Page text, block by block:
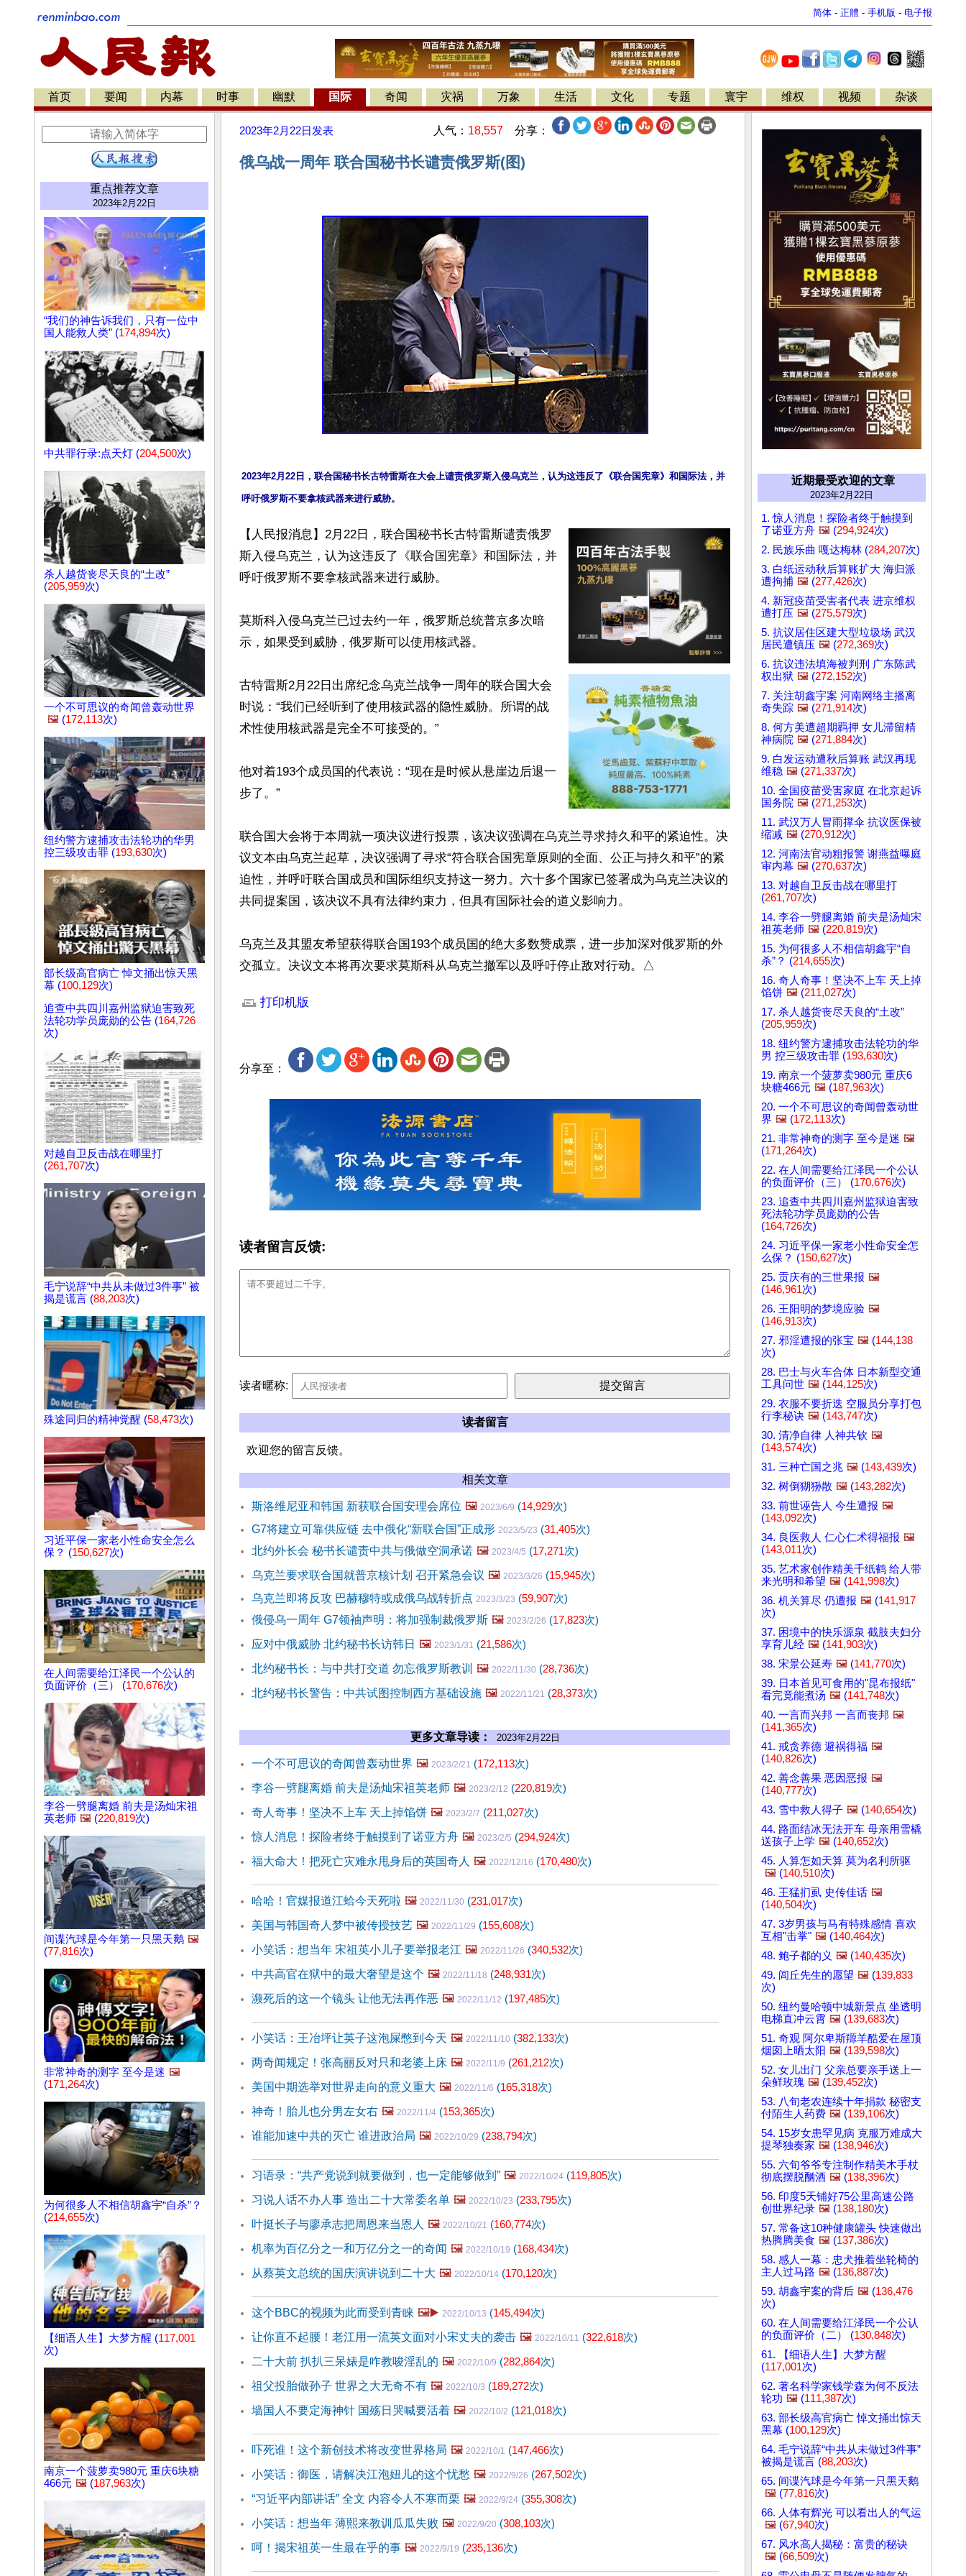
简体 - 正體 - 手机版 - 电子报
首页 要闻 内幕 时事 幽默 国际 奇闻 灾祸 万象 生活 文化 专题 寰宇 维权 视频 杂谈
重点推荐文章
2023年2月22日
“我们的神告诉我们，只有一位中
国人能救人类” (174,894次)
中共罪行录:点天灯 (204,500次)
杀人越货丧尽天良的“土改”
(205,959次)
一个不可思议的奇闻曾轰动世界
🖼️ (172,113次)
纽约警方逮捕攻击法轮功的华男
控三级攻击罪 (193,630次)
部长级高官病亡 悼文捅出惊天黑
幕 (100,129次)
追查中共四川嘉州监狱迫害致死
法轮功学员庞勋的公告 (164,726
次)
对越自卫反击战在哪里打
(261,707次)
毛宁说辞“中共从未做过3件事” 被
揭是谎言 (88,203次)
殊途同归的精神觉醒 (58,473次)
习近平保一家老小性命安全怎么
保？ (150,627次)
在人间需要给江泽民一个公认的
负面评价（三） (170,676次)
李谷一劈腿离婚 前夫是汤灿宋祖
英老师 🖼️ (220,819次)
间谍汽球是今年第一只黑天鹅 🖼️
(77,816次)
非常神奇的测字 至今是迷 🖼️
(171,264次)
为何很多人不相信胡鑫宇“自杀”？
(214,655次)
【细语人生】大梦方醒 (117,001
次)
南京一个菠萝卖980元 重庆6块糖
466元 🖼️ (187,963次)
2023年2月22日 发表 人气： 18,557 分享：
俄乌战一周年 联合国秘书长谴责俄罗斯(图)
2023年2月22日，联合国秘书长古特雷斯在大会上谴责俄罗斯入侵乌克兰，认为这违反了《联合国宪章》和国际法，并
【人民报消息】2月22日，联合国秘书长古特雷斯谴责俄罗
斯入侵乌克兰，认为这违反了《联合国宪章》和国际法，并
呼吁俄罗斯不要拿核武器来进行威胁。
莫斯科入侵乌克兰已过去约一年，俄罗斯总统普京多次暗
示，如果受到威胁，俄罗斯可以使用核武器。
古特雷斯2月22日出席纪念乌克兰战争一周年的联合国大会
时说：“我们已经听到了使用核武器的隐性威胁。所谓的战
术性使用核武器是完全不可接受的。”
他对着193个成员国的代表说：“现在是时候从悬崖边后退一
步了。”
联合国大会将于本周就一项决议进行投票，该决议强调在乌克兰寻求持久和平的紧迫性。决
议文本由乌克兰起草，决议强调了寻求“符合联合国宪章原则的全面、公正与持久和平”的紧
迫性，并呼吁联合国成员和国际组织支持这一努力。六十多个国家已签署成为乌克兰决议的
共同提案国，该决议不具有法律约束力，但具有国际社会的道义影响力。
乌克兰及其盟友希望获得联合国193个成员国的绝大多数赞成票，进一步加深对俄罗斯的外
交孤立。决议文本将再次要求莫斯科从乌克兰撤军以及呼吁停止敌对行动。△
打印机版
分享至：
读者留言反馈:
读者暱称:
读者留言
欢迎您的留言反馈。
相关文章
斯洛维尼亚和韩国 新获联合国安理会席位 🖼️ 2023/6/9 (14,929次)
G7将建立可靠供应链 去中俄化“新联合国”正成形 2023/5/23 (31,405次)
北约外长会 秘书长谴责中共与俄做空洞承诺 🖼️ 2023/4/5 (17,271次)
乌克兰要求联合国就普京核计划 召开紧急会议 🖼️ 2023/3/26 (15,945次)
乌克兰即将反攻 巴赫穆特或成俄乌战转折点 2023/3/23 (59,907次)
俄侵乌一周年 G7领袖声明：将加强制裁俄罗斯 🖼️ 2023/2/26 (17,823次)
应对中俄威胁 北约秘书长访韩日 🖼️ 2023/1/31 (21,586次)
北约秘书长：与中共打交道 勿忘俄罗斯教训 🖼️ 2022/11/30 (28,736次)
北约秘书长警告：中共试图控制西方基础设施 🖼️ 2022/11/21 (28,373次)
更多文章导读： 2023年2月22日
一个不可思议的奇闻曾轰动世界 🖼️ 2023/2/21 (172,113次)
李谷一劈腿离婚 前夫是汤灿宋祖英老师 🖼️ 2023/2/12 (220,819次)
奇人奇事！坚决不上车 天上掉馅饼 🖼️ 2023/2/7 (211,027次)
惊人消息！探险者终于触摸到了诺亚方舟 🖼️ 2023/2/5 (294,924次)
福大命大！把死亡灾难永甩身后的英国奇人 🖼️ 2022/12/16 (170,480次)
哈哈！官媒报道江蛤今天死啦 🖼️ 2022/11/30 (231,017次)
美国与韩国奇人梦中被传授技艺 🖼️ 2022/11/29 (155,608次)
小笑话：想当年 宋祖英小儿子要举报老江 🖼️ 2022/11/26 (340,532次)
中共高官在狱中的最大奢望是这个 🖼️ 2022/11/18 (248,931次)
濒死后的这一个镜头 让他无法再作恶 🖼️ 2022/11/12 (197,485次)
小笑话：王冶坪让英子这泡屎憋到今天 🖼️ 2022/11/10 (382,133次)
两奇闻规定！张高丽反对只和老婆上床 🖼️ 2022/11/9 (261,212次)
美国中期选举对世界走向的意义重大 🖼️ 2022/11/6 (165,318次)
神奇！胎儿也分男左女右 🖼️ 2022/11/4 (153,365次)
谁能加速中共的灭亡 谁进政治局 🖼️ 2022/10/29 (238,794次)
习语录：“共产党说到就要做到，也一定能够做到” 🖼️ 2022/10/24 (119,805次)
习说人话不办人事 造出二十大常委名单 🖼️ 2022/10/23 (233,795次)
叶挺长子与廖承志把周恩来当恩人 🖼️ 2022/10/21 (160,774次)
机率为百亿分之一和万亿分之一的奇闻 🖼️ 2022/10/19 (168,434次)
从蔡英文总统的国庆演讲说到二十大 🖼️ 2022/10/14 (170,120次)
这个BBC的视频为此而受到青睐 🖼️▶️ 2022/10/13 (145,494次)
让你直不起腰！老江用一流英文面对小宋丈夫的袭击 🖼️ 2022/10/11 (322,618次)
二十大前 扒扒三呆婊是咋教唆淫乱的 🖼️ 2022/10/9 (282,864次)
祖父投胎做孙子 世界之大无奇不有 🖼️ 2022/10/3 (189,272次)
墙国人不要定海神针 国殇日哭喊要活着 🖼️ 2022/10/2 (121,018次)
吓死谁！这个新创技术将改变世界格局 🖼️ 2022/10/1 (147,466次)
小笑话：御医，请解决江泡妞儿的这个忧愁 🖼️ 2022/9/26 (267,502次)
“习近平内部讲话” 全文 内容令人不寒而栗 🖼️ 2022/9/24 (355,308次)
小笑话：想当年 薄熙来教训瓜瓜失败 🖼️ 2022/9/20 (308,103次)
呵！揭宋祖英一生最在乎的事 🖼️ 2022/9/19 (235,136次)
近期最受欢迎的文章
2023年2月22日
1. 惊人消息！探险者终于触摸到
了诺亚方舟 🖼️ (294,924次)
2. 民族乐曲 嘎达梅林 (284,207次)
3. 白纸运动秋后算账扩大 海归派
遭拘捕 🖼️ (277,426次)
4. 新冠疫苗受害者代表 进京维权
遭打压 🖼️ (275,579次)
5. 抗议居住区建大型垃圾场 武汉
居民遭镇压 🖼️ (272,369次)
6. 抗议违法填海被判刑 广东陈武
权出狱 🖼️ (272,152次)
7. 关注胡鑫宇案 河南网络主播离
奇失踪 🖼️ (271,914次)
8. 何方美遭超期羁押 女儿滞留精
神病院 🖼️ (271,884次)
9. 白发运动遭秋后算账 武汉再现
维稳 🖼️ (271,337次)
10. 全国疫苗受害家庭 在北京起诉
国务院 🖼️ (271,253次)
11. 武汉万人冒雨撑伞 抗议医保被
缩减 🖼️ (270,912次)
12. 河南法官动粗报警 谢燕益曝庭
审内幕 🖼️ (270,637次)
13. 对越自卫反击战在哪里打
(261,707次)
14. 李谷一劈腿离婚 前夫是汤灿宋
祖英老师 🖼️ (220,819次)
15. 为何很多人不相信胡鑫宇“自
杀”？ (214,655次)
16. 奇人奇事！坚决不上车 天上掉
馅饼 🖼️ (211,027次)
17. 杀人越货丧尽天良的“土改”
(205,959次)
18. 纽约警方逮捕攻击法轮功的华
男 控三级攻击罪 (193,630次)
19. 南京一个菠萝卖980元 重庆6
块糖466元 🖼️ (187,963次)
20. 一个不可思议的奇闻曾轰动世
界 🖼️ (172,113次)
21. 非常神奇的测字 至今是迷 🖼️
(171,264次)
22. 在人间需要给江泽民一个公认
的负面评价（三） (170,676次)
23. 追查中共四川嘉州监狱迫害致
死法轮功学员庞勋的公告
(164,726次)
24. 习近平保一家老小性命安全怎
么保？ (150,627次)
25. 贡庆有的三世果报 🖼️
(146,961次)
26. 王阳明的梦境应验 🖼️
(146,913次)
27. 邪淫遭报的张宝 🖼️ (144,138
次)
28. 巴士与火车合体 日本新型交通
工具问世 🖼️ (144,125次)
29. 衣服不要折迭 空服员分享打包
行李秘诀 🖼️ (143,747次)
30. 清净自律 人神共钦 🖼️
(143,574次)
31. 三种亡国之兆 🖼️ (143,439次)
32. 树倒猢狲散 🖼️ (143,282次)
33. 前世诬告人 今生遭报 🖼️
(143,092次)
34. 良医救人 仁心仁术得福报 🖼️
(143,011次)
35. 艺术家创作精美千纸鹤 给人带
来光明和希望 🖼️ (141,998次)
36. 机关算尽 仍遭报 🖼️ (141,917
次)
37. 困境中的快乐源泉 截肢夫妇分
享育儿经 🖼️ (141,903次)
38. 宋景公延寿 🖼️ (141,770次)
39. 日本首见可食用的"昆布报纸"
看完竟能煮汤 🖼️ (141,748次)
40. 一言而兴邦 一言而丧邦 🖼️
(141,365次)
41. 戒贪养德 避祸得福 🖼️
(140,826次)
42. 善念善果 恶因恶报 🖼️
(140,777次)
43. 雪中救人得子 🖼️ (140,654次)
44. 路面结冰无法开车 母亲用雪橇
送孩子上学 🖼️ (140,652次)
45. 人算怎如天算 莫为名利所驱
🖼️ (140,510次)
46. 王猛扪虱 史传佳话 🖼️
(140,504次)
47. 3岁男孩与马有特殊感情 喜欢
互相"击掌" 🖼️ (140,464次)
48. 鲍子都的义 🖼️ (140,435次)
49. 闾丘先生的愿望 🖼️ (139,833
次)
50. 纽约曼哈顿中城新景点 坐透明
电梯直冲云霄 🖼️ (139,683次)
51. 奇观 阿尔卑斯羱羊酷爱在屋顶
烟囱上晒太阳 🖼️ (139,598次)
52. 女儿出门 父亲总要亲手送上一
朵鲜玫瑰 🖼️ (139,452次)
53. 八旬老农连续十年捐款 秘密支
付陌生人药费 🖼️ (139,106次)
54. 15岁女患罕见病 克服万难成大
提琴独奏家 🖼️ (138,946次)
55. 六旬爷爷专注制作精美木手杖
彻底摆脱酗酒 🖼️ (138,396次)
56. 印度5天铺好75公里高速公路
创世界纪录 🖼️ (138,180次)
57. 常备这10种健康罐头 快速做出
热腾腾美食 🖼️ (137,386次)
58. 感人一幕：忠犬推着坐轮椅的
主人过马路 🖼️ (136,887次)
59. 胡鑫宇案的背后 🖼️ (136,476
次)
60. 在人间需要给江泽民一个公认
的负面评价（二） (130,848次)
61. 【细语人生】大梦方醒
(117,001次)
62. 著名科学家钱学森为何不反法
轮功 🖼️ (111,387次)
63. 部长级高官病亡 悼文捅出惊天
黑幕 (100,129次)
64. 毛宁说辞“中共从未做过3件事”
被揭是谎言 (88,203次)
65. 间谍汽球是今年第一只黑天鹅
🖼️ (77,816次)
66. 人体有辉光 可以看出人的气运
🖼️ (67,940次)
67. 风水高人揭秘：富贵的秘诀
🖼️ (66,509次)